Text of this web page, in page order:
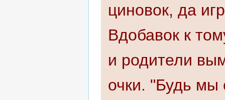
циновок, да
Вдобавок к
и родители
очки. "Будь мы